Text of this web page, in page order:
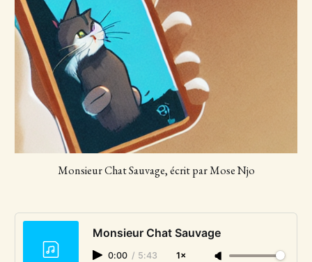
Monsieur Chat Sauvage, écrit par Mose Njo
Monsieur Chat Sauvage
0:00 / 5:43 1×